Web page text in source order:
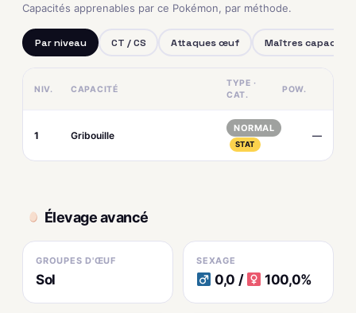
Capacités apprenables par ce Pokémon, par méthode.
Par niveau CT / CS Attaques œuf Maîtres capacités
NIV. CAPACITÉ
TYPE ·
CAT.
POW.
1 Gribouille
NORMAL
STAT
—
Élevage avancé
GROUPES D'ŒUF
Sol
SEXAGE
0,0 / 100,0%